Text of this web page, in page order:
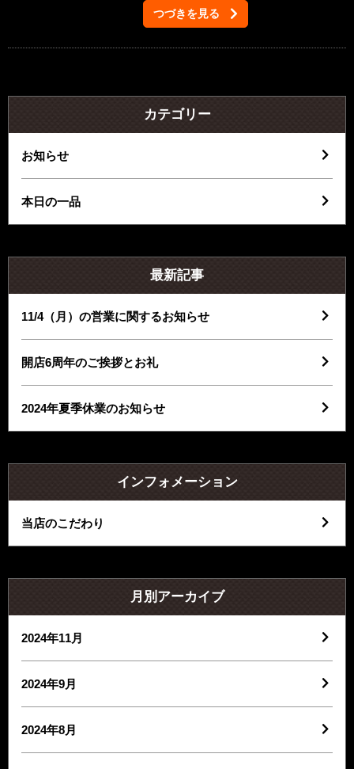
つづきを見る
カテゴリー
お知らせ
本日の一品
最新記事
11/4（月）の営業に関するお知らせ
開店6周年のご挨拶とお礼
2024年夏季休業のお知らせ
インフォメーション
当店のこだわり
月別アーカイブ
2024年11月
2024年9月
2024年8月